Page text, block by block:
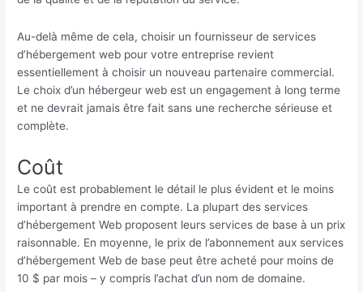
Au-delà même de cela, choisir un fournisseur de services
d’hébergement web pour votre entreprise revient
essentiellement à choisir un nouveau partenaire commercial.
Le choix d’un hébergeur web est un engagement à long terme
et ne devrait jamais être fait sans une recherche sérieuse et
complète.
Coût
Le coût est probablement le détail le plus évident et le moins
important à prendre en compte. La plupart des services
d’hébergement Web proposent leurs services de base à un prix
raisonnable. En moyenne, le prix de l’abonnement aux services
d’hébergement Web de base peut être acheté pour moins de
10 $ par mois – y compris l’achat d’un nom de domaine.